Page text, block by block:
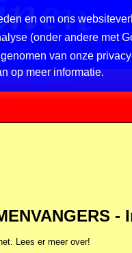
en om ons
(onder andere met
van onze
op meer informatie.
suggestie?
-
Lees er meer over!